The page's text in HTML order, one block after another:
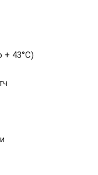
+ 43°С)